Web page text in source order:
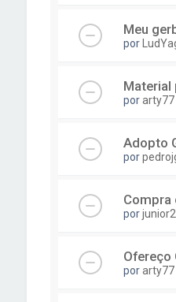
Meu
por
Material
porarty77
Adopto
por
Compra
por
Ofereço
porarty77